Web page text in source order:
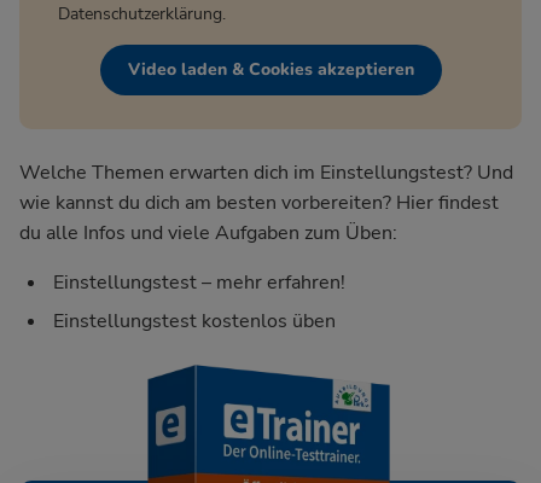
Datenschutzerklärung.
Video laden & Cookies akzeptieren
Welche Themen erwarten dich im Einstellungstest? Und
wie kannst du dich am besten vorbereiten? Hier findest
du alle Infos und viele Aufgaben zum Üben:
Einstellungstest – mehr erfahren!
Einstellungstest kostenlos üben